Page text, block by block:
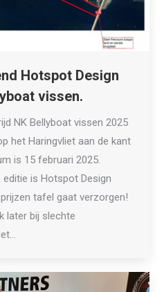
Hotspot Design
vissen.
NK Bellyboat vissen 2025
het Haringvliet aan de kant
is 15 februari 2025.
is Hotspot Design
tafel gaat verzorgen!
later bij slechte